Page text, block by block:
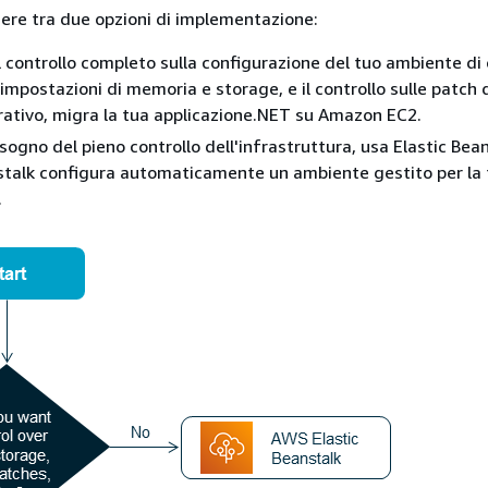
tra due opzioni di implementazione:
controllo completo sulla configurazione del tuo ambiente di
di memoria e storage, e il controllo sulle patch
migra la tua applicazione.NET su Amazon EC2.
del pieno controllo dell'infrastruttura, usa Elastic
configura automaticamente un ambiente gestito per la